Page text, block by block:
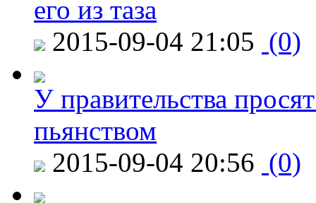
его из таза
2015-09-04 21:05 (0)
У правительства
пьянством
2015-09-04 20:56 (0)